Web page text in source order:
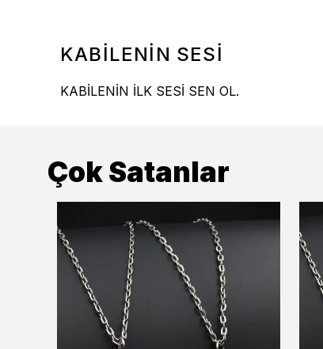
KABİLENİN SESİ
KABİLENİN İLK SESİ SEN OL.
Çok Satanlar